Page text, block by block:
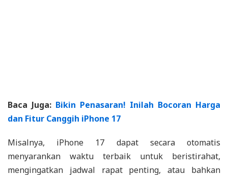
Baca Juga: Bikin Penasaran! Inilah Bocoran Harga
dan Fitur Canggih iPhone 17
Misalnya, iPhone 17 dapat secara otomatis
menyarankan waktu terbaik untuk beristirahat,
mengingatkan jadwal rapat penting, atau bahkan